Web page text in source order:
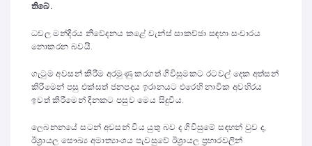
තිබේ.
ධවල මන්දිරය නිවේදනය කළේ වැන්ස් සාකච්ඡා සඳහා සංචාරය
නොකරන බවයි.
ගැටුම අවසන් කිරීම අරමුණු කරගත් ගිවිසුමකට රටවල් දෙක අත්සන්
කිරීමෙන් පසු එක්සත් ජනපදය ඉරානයට එරෙහි නාවික අවහිරය
ඉවත් කිරීමෙන් දිනකට පසුව මෙය සිදුවිය.
ලෙබනනයේ සටන් අවසන් විය යුතු බව ද ගිවිසුමේ සඳහන් වුව ද,
ඊශ්‍රායල සෞඛ්‍ය අමාත්‍යාංශය පැවසුවේ ඊශ්‍රායල ප්‍රහාරවලින්